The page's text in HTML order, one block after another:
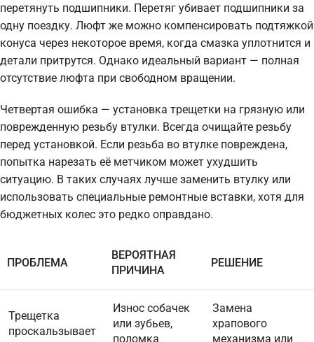
перетянуть подшипники. Перетяг убивает подшипники за
одну поездку. Люфт же можно компенсировать подтяжкой
конуса через некоторое время, когда смазка уплотнится и
детали притрутся. Однако идеальный вариант — полная
отсутствие люфта при свободном вращении.
Четвертая ошибка — установка трещетки на грязную или
поврежденную резьбу втулки. Всегда очищайте резьбу
перед установкой. Если резьба во втулке повреждена,
попытка нарезать её метчиком может ухудшить
ситуацию. В таких случаях лучше заменить втулку или
использовать специальные ремонтные вставки, хотя для
бюджетных колес это редко оправдано.
ПРОБЛЕМА
ВЕРОЯТНАЯ
ПРИЧИНА
РЕШЕНИЕ
Трещетка
проскальзывает
Износ собачек
или зубьев,
поломка
Замена
храпового
механизма или